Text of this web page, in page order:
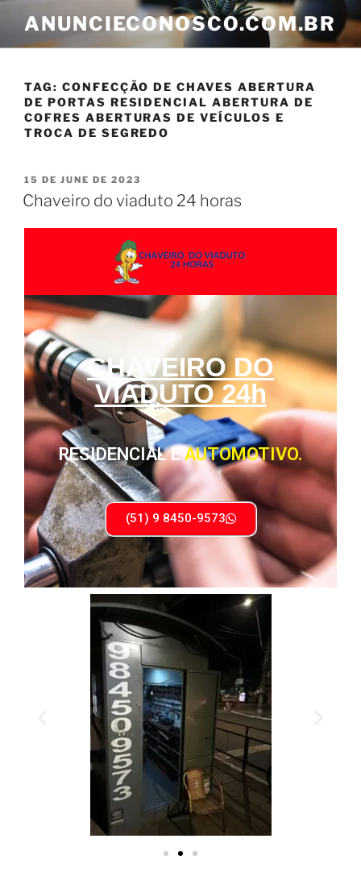
ANUNCIECONOSCO.COM.BR
TAG: CONFECÇÃO DE CHAVES ABERTURA
DE PORTAS RESIDENCIAL ABERTURA DE
COFRES ABERTURAS DE VEÍCULOS E
TROCA DE SEGREDO
15 DE JUNE DE 2023
Chaveiro do viaduto 24 horas
CHAVEIRO DO
VIADUTO 24h
RESIDENCIAL EAUTOMOTIVO.
(51) 9 8450-9573